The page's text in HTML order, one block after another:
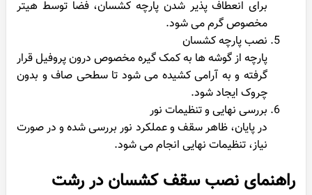
برای انعطاف پذیر شدن پارچه کشسان، فضا توسط هیتر
مخصوص گرم می شود.
نصب پارچه کشسان
پارچه از گوشه ها به کمک گیره مخصوص درون پروفیل قرار
گرفته و به آرامی کشیده می شود تا سطحی صاف و بدون
چروک ایجاد شود.
بررسی نهایی و تنظیمات نور
در پایان، ظاهر سقف و عملکرد نور بررسی شده و در صورت
نیاز، تنظیمات نهایی انجام می شود.
راهنمای نصب سقف کشسان در رشت